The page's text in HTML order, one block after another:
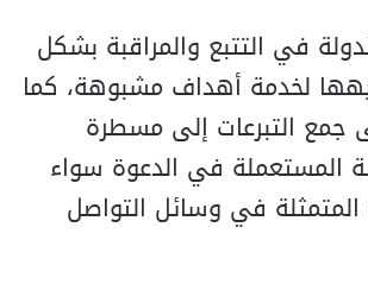
في التتبع والمراقبة بشكل
لخدمة أهداف مشبوهة، كما
جمع التبرعات إلى مسطرة
المستعملة في الدعوة سواء
المتمثلة في وسائل التواصل